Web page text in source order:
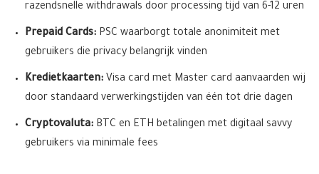
razendsnelle withdrawals door processing tijd van 6-12 uren
Prepaid Cards: PSC waarborgt totale anonimiteit met
gebruikers die privacy belangrijk vinden
Kredietkaarten: Visa card met Master card aanvaarden wij
door standaard verwerkingstijden van één tot drie dagen
Cryptovaluta: BTC en ETH betalingen met digitaal savvy
gebruikers via minimale fees